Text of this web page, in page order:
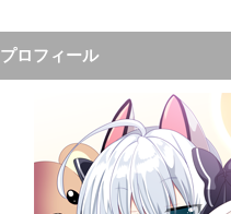
プロフィール